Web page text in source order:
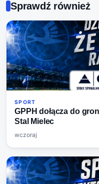
Sprawdź również
SPORT
GPPH dołącza do
Stal Mielec
wczoraj